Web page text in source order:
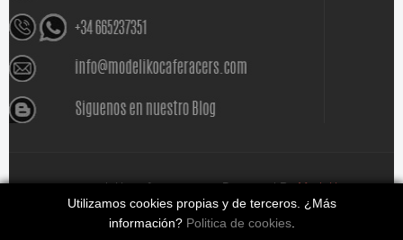
Utilizamos cookies propias y de terceros. ¿Más
información? Politica de cookies.
www.modelikocaferacers.com Designed By Modeliko